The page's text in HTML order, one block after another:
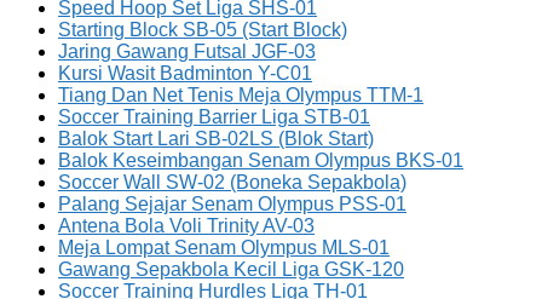
Speed Hoop Set Liga SHS-01
Starting Block SB-05 (Start Block)
Jaring Gawang Futsal JGF-03
Kursi Wasit Badminton Y-C01
Tiang Dan Net Tenis Meja Olympus TTM-1
Soccer Training Barrier Liga STB-01
Balok Start Lari SB-02LS (Blok Start)
Balok Keseimbangan Senam Olympus BKS-01
Soccer Wall SW-02 (Boneka Sepakbola)
Palang Sejajar Senam Olympus PSS-01
Antena Bola Voli Trinity AV-03
Meja Lompat Senam Olympus MLS-01
Gawang Sepakbola Kecil Liga GSK-120
Soccer Training Hurdles Liga TH-01